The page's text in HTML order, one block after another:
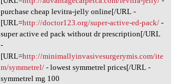
purchase cheap levitra-jelly online[/URL -
[URL=http://doctor123.org/super-active-ed-pack/-
super active ed pack without dr prescription[/URL
-
[URL=http://minimallyinvasivesurgerymis.com/ite
m/symmetrel/- lowest symmetrel prices[/URL -
symmetrel mg 100